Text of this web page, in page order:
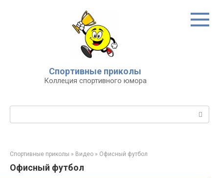
Спортивные приколы
Коллеция спортивного юмора
Спортивные приколы » Видео » Офисный футбол
Офисный футбол